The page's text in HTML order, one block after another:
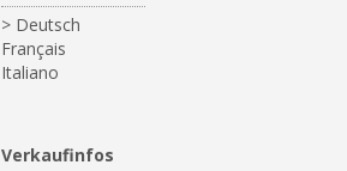
> Deutsch
Français
Italiano
Verkaufinfos